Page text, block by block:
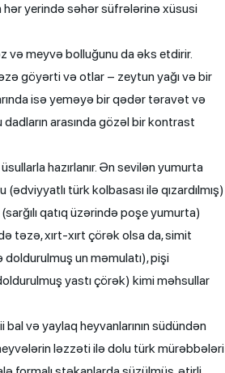
hər yerində səhər süfrələrinə xüsusi
və meyvə bolluğunu da əks etdirir.
göyərti və otlar – zeytun yağı və bir
isə yeməyə bir qədər təravət və
arasında gözəl bir kontrast
hazırlanır. Ən sevilən yumurta
türk kolbasası ilə qızardılmış)
qatıq üzərində poşe yumurta)
təzə, xırt-xırt çörək olsa da, simit
un məmulatı), pişi
yastı çörək) kimi məhsullar
və yaylaq heyvanlarının südündən
ləzzəti ilə dolu türk mürəbbələri